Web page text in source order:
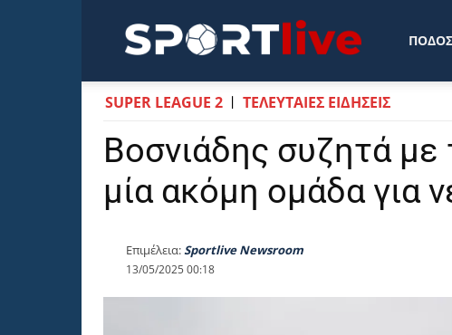
Sportlive.gr
SUPER LEAGUE 2 ΤΕΛΕΥΤΑΙΕΣ ΕΙΔΗΣΕΙΣ
Βοσνιάδης συζητά με
μία ακόμη ομάδα για
Επιμέλεια:Sportlive Newsroom
13/05/2025 00:18